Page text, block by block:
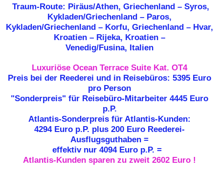
Traum-Route: Piräus/Athen, Griechenland – Syros,
Kykladen/Griechenland – Paros,
Kykladen/Griechenland – Korfu, Griechenland – Hvar,
Kroatien – Rijeka, Kroatien –
Venedig/Fusina, Italien
Luxuriöse Ocean Terrace Suite Kat. OT4
Preis bei der Reederei und in Reisebüros: 5395 Euro
pro Person
"Sonderpreis" für Reisebüro-Mitarbeiter 4445 Euro
p.P.
Atlantis-Sonderpreis für Atlantis-Kunden:
4294 Euro p.P. plus 200 Euro Reederei-
Ausflugsguthaben =
effektiv nur 4094 Euro p.P. =
Atlantis-Kunden sparen zu zweit 2602 Euro !